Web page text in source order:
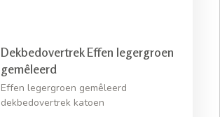
Dekbedovertrek Effen legergroen
gemêleerd
Effen legergroen gemêleerd
dekbedovertrek katoen